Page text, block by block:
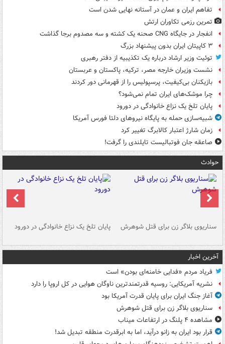
تفاهم ایران و عمان در آستانه نهایی شدن است
تمرین رزمی تکاوران ارتش
انفجار در جایگاه CNG صحنه یک کشته و سه مصدوم برجا گذاشت
۳ کاپیتان ایران بدون پیشنهاد بزرگ
توئیت وزیر ارشاد درباره یک تکذیبیه از دفتر رهبری
نشست وزیران خارجه مصر، ترکیه، پاکستان و عربستان
بازیکنان بی‌کیفیت، پرسپولیس را از قهرمانی دور کردند
چرا موشک‌های ایران تمام نمی‌شود؟
پایان تلخ یک نزاع خانوادگی در دورود
شبیه‌سازی حمله به پایگاه نیروهای دلتا فورس آمریکا
زمان شارژ اعتبار کالابرگ تغییر کرد
صاعقه جان فوتبالیست تایلندی را گرفت!
حوادث
سناریوی بلاگر زن برای قتل شوهرش پایان تلخ یک نزاع خانوادگی در دورود
آخرین اخبار
فریاد مردم «فدایی خامنه‌ای بودن» است
نشریه آمریکایی: روسیه قدرتمندترین ناوگان هوایی در کل اروپا را دارد
آغاز جنگ ایران برای پایان قدرت آمریکا بود
سناریوی بلاگر زن برای قتل شوهرش
مشاهده ۴ پلنگ در ارتفاعات میناب
قرار بود ایران به زانو درآید، اما به ابرقدرت منطقه تبدیل شد!